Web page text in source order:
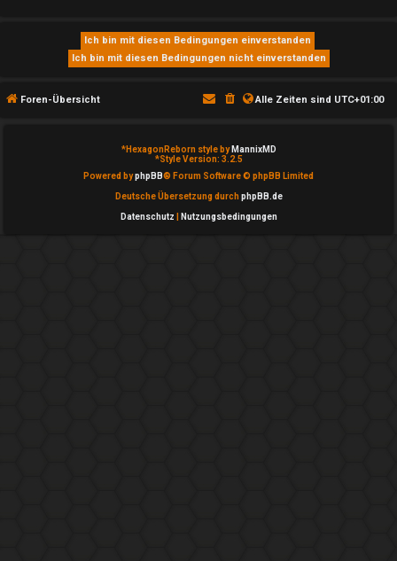
F Foren-Übersicht Alle Zeiten sind UTC+01:00
*HexagonReborn style by MannixMD
*Style Version: 3.2.5
Powered byphpBB® Forum Software © phpBB Limited
Deutsche Übersetzung durch phpBB.de
Datenschutz Nutzungsbedingungen